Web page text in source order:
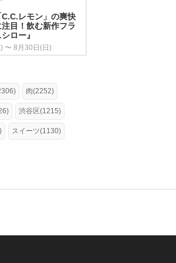
レモン」の爽快
目！飲む新作フラ
ロー』
〜 8月30日(日)
肉(2252)
渋谷区(1215)
スイーツ(1130)